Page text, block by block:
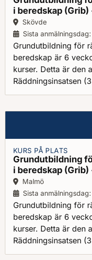
i beredskap (Grib)
Ort:Skövde
Sista
Grundutbildning för
beredskap är 6
kurser. Detta är den
Räddningsinsatsen
KURS PÅ PLATS
Grundutbildning
i beredskap (Grib)
Ort:Malmö
Sista
Grundutbildning för
beredskap är 6
kurser. Detta är den
Räddningsinsatsen